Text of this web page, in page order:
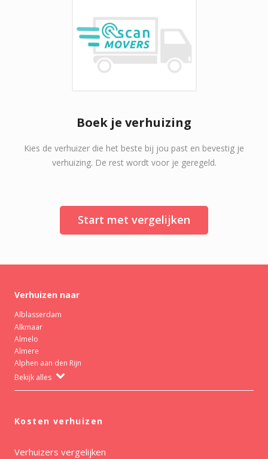
Boek je verhuizing
Kies de verhuizer die het beste bij jou past en bevestig je
verhuizing. De rest wordt voor je geregeld.
Start met vergelijken
Verhuizen naar
Alblasserdam
Alkmaar
Almelo
Almere
Alphen aan den Rijn
Bekijk alles
Kosten verhuizen
Verhuizers vergelijken